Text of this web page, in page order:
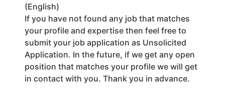
(English)
If you have not found any job that matches
your profile and expertise then feel free to
submit your job application as Unsolicited
Application. In the future, if we get any open
position that matches your profile we will get
in contact with you. Thank you in advance.